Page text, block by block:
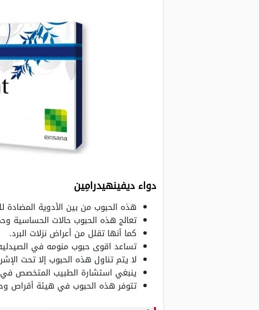
دواء ديفينهيدرامِين
هذه الحبوب من بين الأدوية المضادة
تعالج هذه الحبوب حالات الحساسية
كما أنها تقلل من أعراض نزلات البرد.
تساعد اقوى حبوب منومه في
لا يتم تناول هذه الحبوب إلا تحت
ينبغي استشارة الطبيب المتخصص في
تتوفر هذه الحبوب في هيئة أقراص